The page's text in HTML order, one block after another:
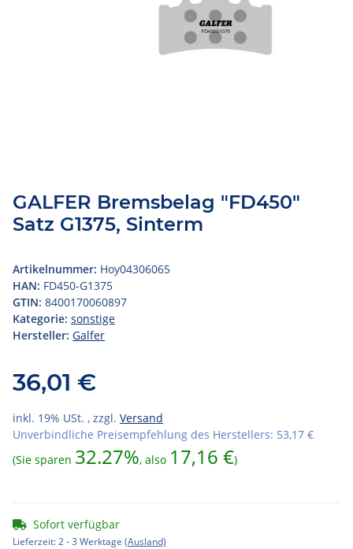
GALFER Bremsbelag "FD450"
Satz G1375, Sinterm
Artikelnummer: Hoy04306065
HAN: FD450-G1375
GTIN: 8400170060897
Kategorie: sonstige
Hersteller: Galfer
36,01 €
inkl. 19% USt. , zzgl. Versand
Unverbindliche Preisempfehlung des Herstellers: 53,17 €
(Sie sparen 32.27%, also 17,16 €)
Sofort verfügbar
Lieferzeit:2 - 3 Werktage (Ausland)